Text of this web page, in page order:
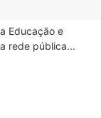
Educação e
rede pública...